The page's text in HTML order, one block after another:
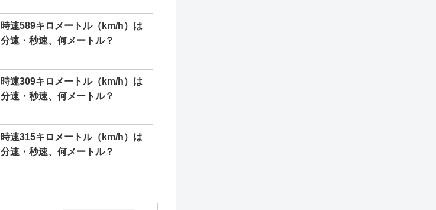
時速589キロメートル（km/h）は
分速・秒速、何メートル？
時速309キロメートル（km/h）は
分速・秒速、何メートル？
時速315キロメートル（km/h）は
分速・秒速、何メートル？